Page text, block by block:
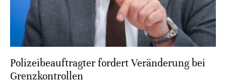
Polizeibeauftragter fordert Veränderung bei
Grenzkontrollen